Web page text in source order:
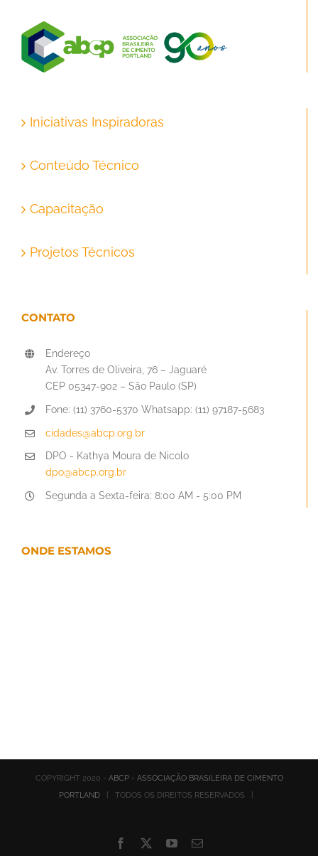
Iniciativas Inspiradoras
Conteúdo Técnico
Capacitação
Projetos Técnicos
CONTATO
Endereço
Av. Torres de Oliveira, 76 – Jaguaré
CEP 05347-902 – São Paulo (SP)
Fone: (11) 3760-5370 Whatsapp: (11) 97187-5683
cidades@abcp.org.br
DPO - Kathya Moura de Nicolo
dpo@abcp.org.br
Segunda a Sexta-feira: 8:00 AM - 5:00 PM
ONDE ESTAMOS
COPYRIGHT 2020 - ABCP - ASSOCIAÇÃO BRASILEIRA DE CIMENTO
PORTLAND| TODOS OS DIREITOS RESERVADOS |
Facebook YouTube
E-